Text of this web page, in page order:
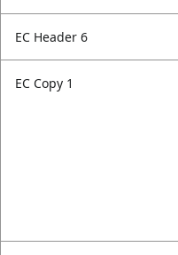
EC Header 6
EC Copy 1